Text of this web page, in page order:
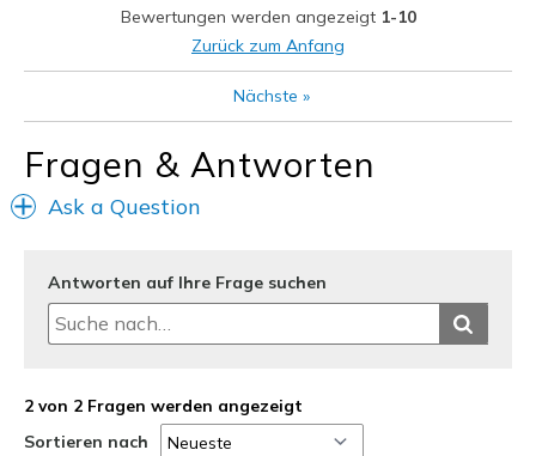
Feels true to width
Sizing
Feels true to size
Bewertungen werden angezeigt 1-10
Zurück zum Anfang
Nächste »
Fragen & Antworten
Ask a Question
Antworten auf Ihre Frage suchen
2 von 2 Fragen werden angezeigt
Sortieren nach